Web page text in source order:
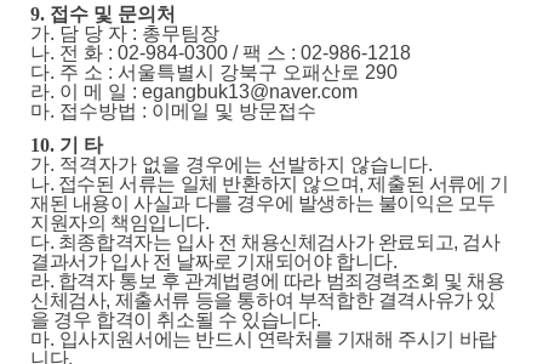
9. 접수 및 문의처
가. 담 당 자 : 총무팀장
나. 전 화 : 02-984-0300 / 팩 스 : 02-986-1218
다. 주 소 : 서울특별시 강북구 오패산로 290
라. 이 메 일 : egangbuk13@naver.com
마. 접수방법 : 이메일 및 방문접수
10. 기 타
가. 적격자가 없을 경우에는 선발하지 않습니다.
나. 접수된 서류는 일체 반환하지 않으며,제출된 서류에 기
재된 내용이 사실과 다를 경우에 발생하는 불이익은 모두
지원자의 책임입니다.
다. 최종합격자는 입사 전 채용신체검사가 완료되고, 검사
결과서가 입사 전 날짜로 기재되어야 합니다.
라. 합격자 통보 후 관계법령에 따라 범죄경력조회 및 채용
신체검사, 제출서류 등을 통하여 부적합한 결격사유가 있
을 경우 합격이 취소될 수 있습니다.
마. 입사지원서에는 반드시 연락처를 기재해 주시기 바랍
니다.